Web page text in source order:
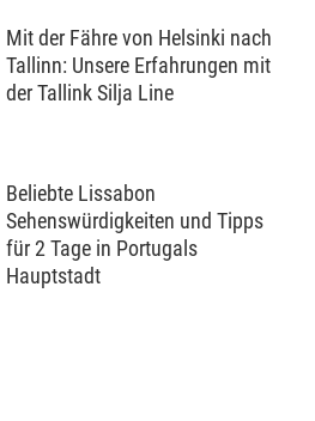
Mit der Fähre von Helsinki nach
Tallinn: Unsere Erfahrungen mit
der Tallink Silja Line
Beliebte Lissabon
Sehenswürdigkeiten und Tipps
für 2 Tage in Portugals
Hauptstadt